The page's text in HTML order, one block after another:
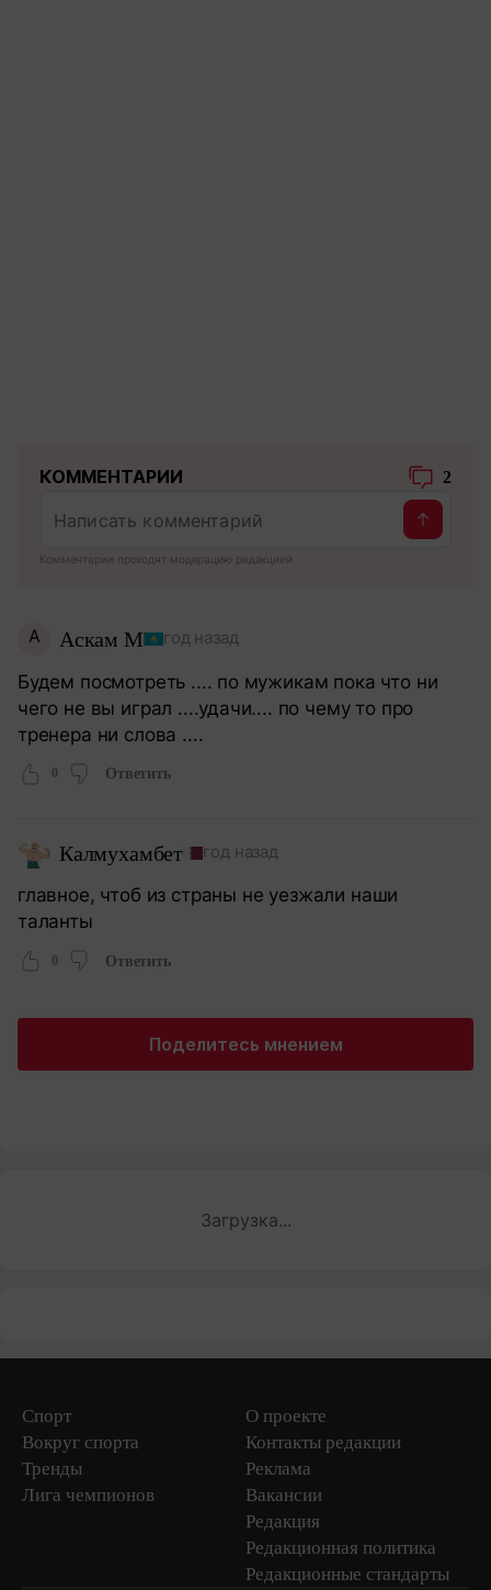
КОММЕНТАРИИ 2
Комментарии проходят модерацию редакцией
А Аскам М год назад
Будем посмотреть .... по мужикам пока что ни
чего не вы играл ....удачи.... по чему то про
тренера ни слова ....
Ответить
Калмухамбет год назад
главное, чтоб из страны не уезжали наши
таланты
Ответить
Поделитесь мнением
Загрузка...
Спорт
Вокруг спорта
Тренды
Лига чемпионов
О проекте
Контакты редакции
Реклама
Вакансии
Редакция
Редакционная политика
Редакционные стандарты